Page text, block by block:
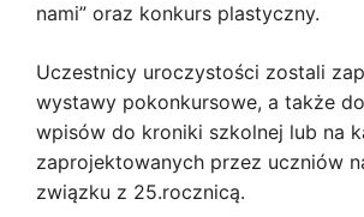
nami” oraz konkurs plastyczny.
Uczestnicy uroczystości zostali
wystawy pokonkursowe, a także do
wpisów do kroniki szkolnej lub na
zaprojektowanych przez uczniów
związku z 25.rocznicą.